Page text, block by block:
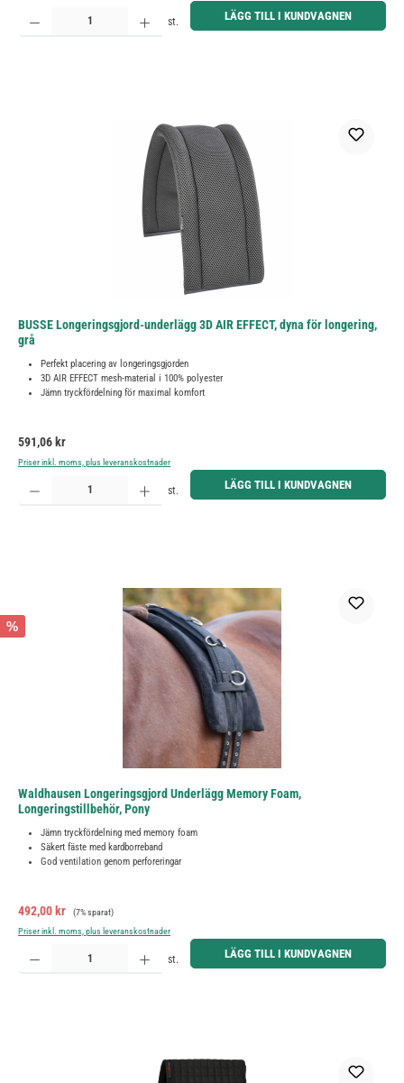
Produktkvantitet: Ange önskat belopp eller använd knapparna för att öka eller minska kvantiteten.
st. LÄGG TILL I KUNDVAGNEN
BUSSE Longeringsgjord-underlägg 3D AIR EFFECT, dyna för longering,
grå
Perfekt placering av longeringsgjorden
3D AIR EFFECT mesh-material i 100% polyester
Jämn tryckfördelning för maximal komfort
Ordinarie pris:
591,06 kr
Priser inkl. moms, plus leveranskostnader
Produktkvantitet: Ange önskat belopp eller använd knapparna för att öka eller minska kvantiteten.
st. LÄGG TILL I KUNDVAGNEN
%
Waldhausen Longeringsgjord Underlägg Memory Foam,
Longeringstillbehör, Pony
Jämn tryckfördelning med memory foam
Säkert fäste med kardborreband
God ventilation genom perforeringar
Försäljningspris:
492,00 kr Ordinarie pris:
(7% sparat)
Priser inkl. moms, plus leveranskostnader
Produktkvantitet: Ange önskat belopp eller använd knapparna för att öka eller minska kvantiteten.
st. LÄGG TILL I KUNDVAGNEN